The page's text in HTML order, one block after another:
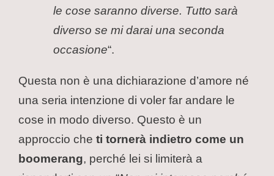
le cose saranno diverse. Tutto sarà
diverso se mi darai una seconda
occasione“.
Questa non è una dichiarazione d’amore né
una seria intenzione di voler far andare le
cose in modo diverso. Questo è un
approccio che ti tornerà indietro come un
boomerang, perché lei si limiterà a